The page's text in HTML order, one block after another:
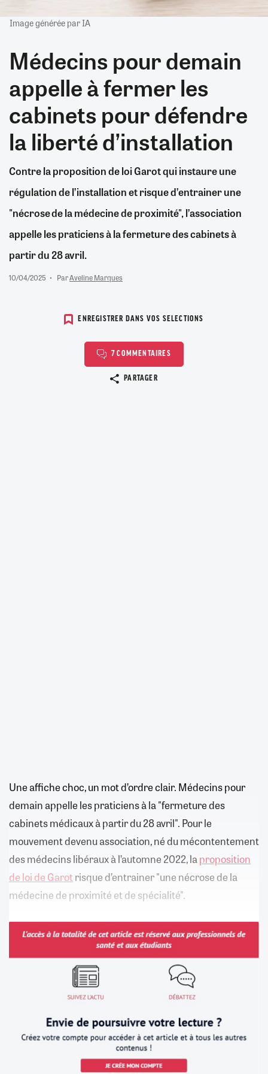
Image générée par IA
Médecins pour demain
appelle à fermer les
cabinets pour défendre
la liberté d’installation
Contre la proposition de loi Garot qui instaure une
régulation de l’installation et risque d’entrainer une
"nécrose de la médecine de proximité", l’association
appelle les praticiens à la fermeture des cabinets à
partir du 28 avril.
10/04/2025 ParAveline Marques
ENREGISTRER DANS VOS SELECTIONS
7 COMMENTAIRES
PARTAGER
Une affiche choc, un mot d’ordre clair. Médecins pour
demain appelle les praticiens à la "fermeture des
cabinets médicaux à partir du 28 avril". Pour le
mouvement devenu association, né du mécontentement
des médecins libéraux à l’automne 2022, laproposition
de loi de Garotrisque d’entrainer "une nécrose de la
médecine de proximité et de spécialité".